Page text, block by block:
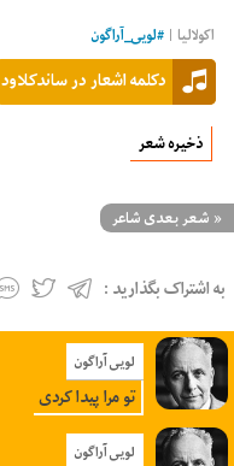
اکولالیا | #لویی_آراگون
دکلمه اشعار در ساندکلاود
ذخیره شعر
« شعر بعدی شاعر
به اشتراک بگذارید :
لویی آراگون
تو مرا پیدا کردی
لویی آراگون